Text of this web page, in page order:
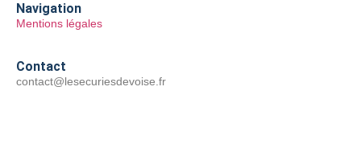
Navigation
Mentions légales
Contact
contact@lesecuriesdevoise.fr